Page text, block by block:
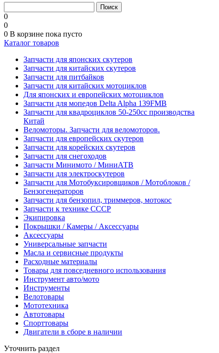
0
0
0 В корзине пока пусто
Каталог товаров
Запчасти для японских скутеров
Запчасти для китайских скутеров
Запчасти для питбайков
Запчасти для китайских мотоциклов
Для японских и европейских мотоциклов
Запчасти для мопедов Delta Alpha 139FMB
Запчасти для квадроциклов 50-250сс производства
Китай
Веломоторы. Запчасти для веломоторов.
Запчасти для европейских скутеров
Запчасти для корейских скутеров
Запчасти для снегоходов
Запчасти Минимото / МиниАТВ
Запчасти для электроскутеров
Запчасти для Мотобуксировщиков / Мотоблоков /
Бензогенераторов
Запчасти для бензопил, триммеров, мотокос
Запчасти к технике СССР
Экипировка
Покрышки / Камеры / Аксессуары
Аксессуары
Универсальные запчасти
Масла и сервисные продукты
Расходные материалы
Товары для повседневного использования
Инструмент авто/мото
Инструменты
Велотовары
Мототехника
Автотовары
Спорттовары
Двигатели в сборе в наличии
Уточнить раздел